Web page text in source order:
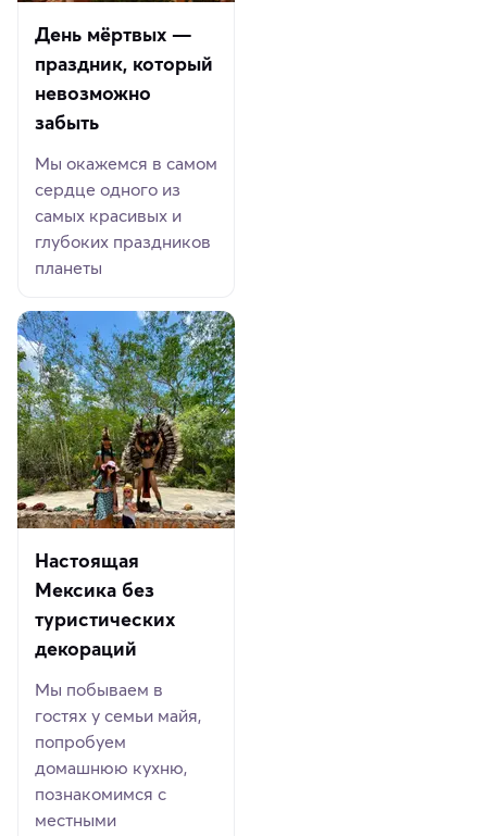
День мёртвых —
праздник, который
невозможно
забыть
Мы окажемся в самом
сердце одного из
самых красивых и
глубоких праздников
планеты
Настоящая
Мексика без
туристических
декораций
Мы побываем в
гостях у семьи майя,
попробуем
домашнюю кухню,
познакомимся с
местными